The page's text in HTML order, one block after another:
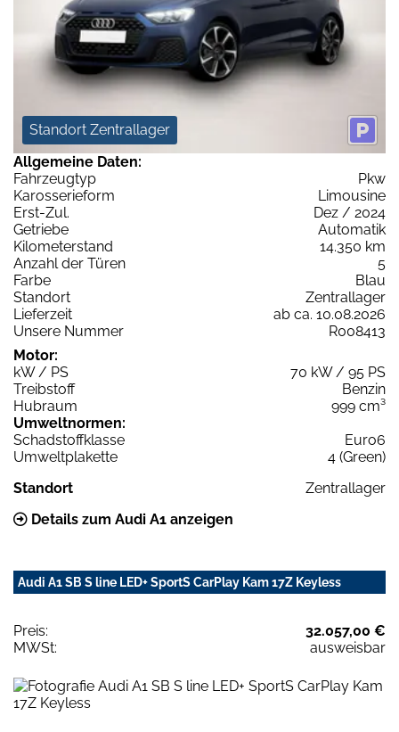
Standort Zentrallager
Allgemeine Daten:
Fahrzeugtyp
Pkw
Karosserieform
Limousine
Erst-Zul.
Dez / 2024
Getriebe
Automatik
Kilometerstand
14.350 km
Anzahl der Türen
5
Farbe
Blau
Standort
Zentrallager
Lieferzeit
ab ca. 10.08.2026
Unsere Nummer
R008413
Motor:
kW / PS
70 kW / 95 PS
Treibstoff
Benzin
Hubraum
999 cm³
Umweltnormen:
Schadstoffklasse
Euro6
Umweltplakette
4 (Green)
Standort
Zentrallager
Details zum Audi A1 anzeigen
Audi A1 SB S line LED+ SportS CarPlay Kam 17Z Keyless
Preis:
32.057,00 €
MWSt:
ausweisbar